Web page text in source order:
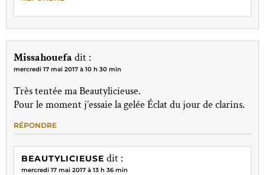
Missahouefa dit :
mercredi 17 mai 2017 à 10 h 30 min
Très tentée ma Beautylicieuse.
Pour le moment j’essaie la gelée Éclat du jour de clarins.
RÉPONDRE
BEAUTYLICIEUSE dit :
mercredi 17 mai 2017 à 13 h 36 min